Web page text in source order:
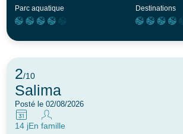
Parc aquatique Destinations
2/10
Salima
Posté le 02/08/2026
14 jEn famille